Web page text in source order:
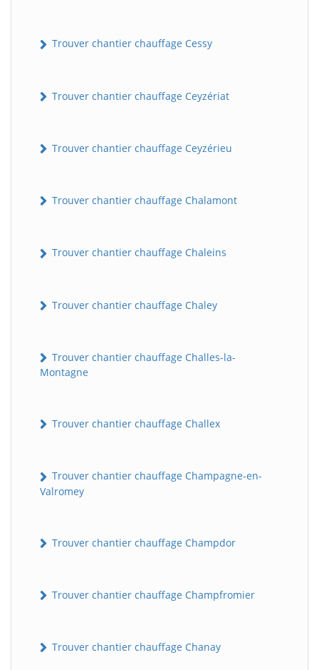
Trouver chantier chauffage Cessy
Trouver chantier chauffage Ceyzériat
Trouver chantier chauffage Ceyzérieu
Trouver chantier chauffage Chalamont
Trouver chantier chauffage Chaleins
Trouver chantier chauffage Chaley
Trouver chantier chauffage Challes-la-
Montagne
Trouver chantier chauffage Challex
Trouver chantier chauffage Champagne-en-
Valromey
Trouver chantier chauffage Champdor
Trouver chantier chauffage Champfromier
Trouver chantier chauffage Chanay